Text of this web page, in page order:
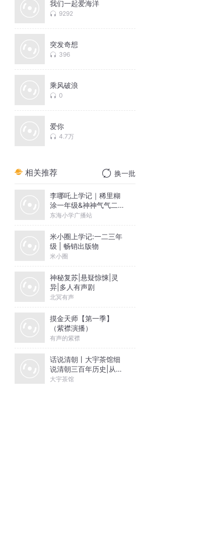
我们一起爱海洋
9292
突发奇想
396
乘风破浪
0
爱你
4.7万
相关推荐 换一批
李哪吒上学记｜稀里糊
涂一年级&神神气气二年
级
东海小学广播站
米小圈上学记:一二三年
级 | 畅销出版物
米小圈
神秘复苏|悬疑惊悚|灵
异|多人有声剧
北冥有声
摸金天师【第一季】
（紫襟演播）
有声的紫襟
话说清朝丨大宇茶馆细
说清朝三百年历史|从努
尔哈赤到末代皇帝溥仪|
大宇茶馆